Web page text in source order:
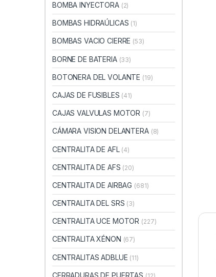
BOMBA INYECTORA (2)
BOMBAS HIDRAÚLICAS (1)
BOMBAS VACIO CIERRE (53)
BORNE DE BATERIA (33)
BOTONERA DEL VOLANTE (19)
CAJAS DE FUSIBLES (41)
CAJAS VALVULAS MOTOR (7)
CÁMARA VISION DELANTERA (8)
CENTRALITA DE AFL (4)
CENTRALITA DE AFS (20)
CENTRALITA DE AIRBAG (681)
CENTRALITA DEL SRS (3)
CENTRALITA UCE MOTOR (227)
CENTRALITA XÉNON (67)
CENTRALITAS ADBLUE (11)
CERRADURAS DE PUERTAS